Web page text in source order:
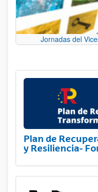
Jornadas del
Plan de
y Resiliencia-